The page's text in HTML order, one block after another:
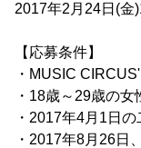
2017年2月24日(金
【応募条件】
・MUSIC
・18歳～29歳の
・2017年4月1日
・2017年8月26日